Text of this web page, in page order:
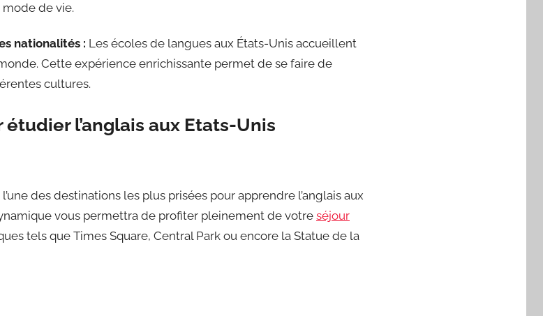
de vie.
nationalités : Les écoles de langues aux États-Unis accueillent
Cette expérience enrichissante permet de se faire de
cultures.
l’anglais aux Etats-Unis
des destinations les plus prisées pour apprendre l’anglais aux
vous permettra de profiter pleinement de votre séjour
tels que Times Square, Central Park ou encore la Statue de la